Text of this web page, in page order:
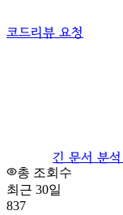
코드리뷰 요청
긴 문서 분
총 조회수
최근 30일
837